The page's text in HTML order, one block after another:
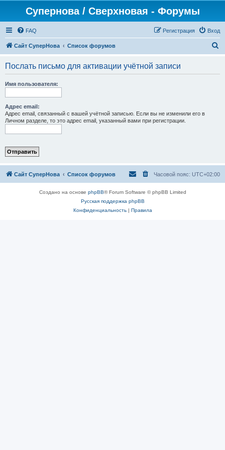
Супернова / Сверхновая - Форумы
FAQ Вход
Регистрация
Сайт СуперНова Список форумов
Послать письмо для активации учётной записи
Имя пользователя:
Адрес email:
Адрес email, связанный с вашей учётной записью. Если вы не изменили его в
Личном разделе, то это адрес email, указанный вами при регистрации.
Сайт СуперНова Список форумов Часовой пояс: UTC+02:00
Создано на основе phpBB® Forum Software © phpBB Limited
Русская поддержка phpBB
Конфиденциальность| Правила